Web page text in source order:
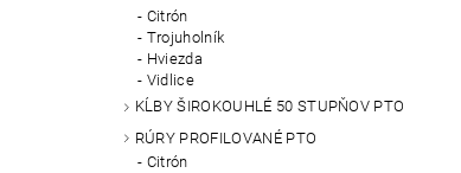
Citrón
Trojuholník
Hviezda
Vidlice
KĹBY ŠIROKOUHLÉ 50 STUPŇOV PTO
RÚRY PROFILOVANÉ PTO
Citrón